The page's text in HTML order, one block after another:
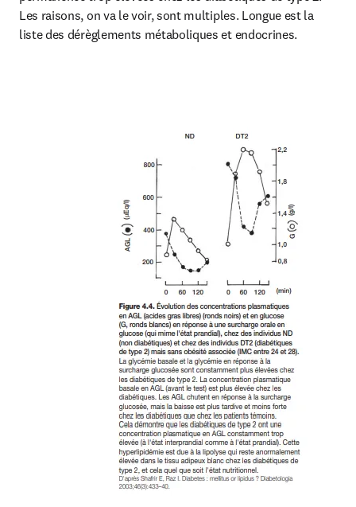
Les raisons, on va le voir, sont multiples. Longue est la
liste des dérèglements métaboliques et endocrines.